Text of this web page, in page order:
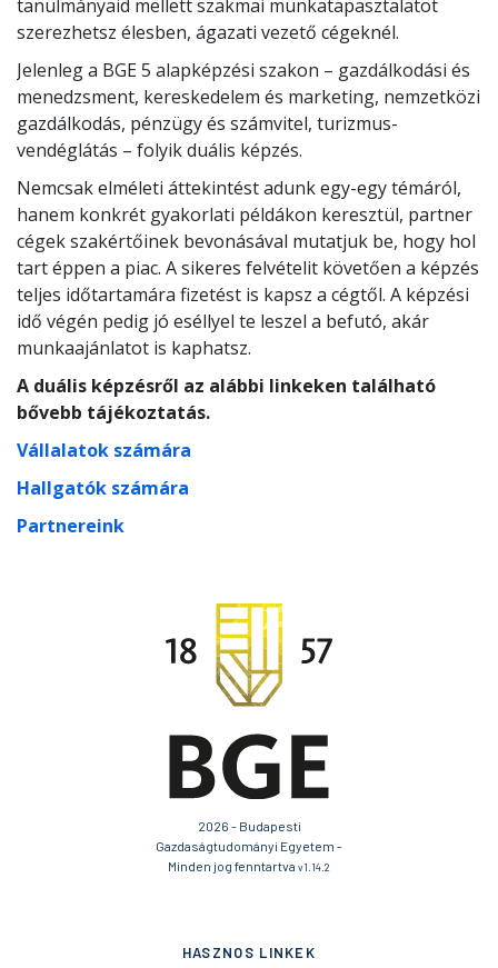
tanulmányaid mellett szakmai munkatapasztalatot
szerezhetsz élesben, ágazati vezető cégeknél.
Jelenleg a BGE 5 alapképzési szakon – gazdálkodási és
menedzsment, kereskedelem és marketing, nemzetközi
gazdálkodás, pénzügy és számvitel, turizmus-
vendéglátás – folyik duális képzés.
Nemcsak elméleti áttekintést adunk egy-egy témáról,
hanem konkrét gyakorlati példákon keresztül, partner
cégek szakértőinek bevonásával mutatjuk be, hogy hol
tart éppen a piac. A sikeres felvételit követően a képzés
teljes időtartamára fizetést is kapsz a cégtől. A képzési
idő végén pedig jó eséllyel te leszel a befutó, akár
munkaajánlatot is kaphatsz.
A duális képzésről az alábbi linkeken található
bővebb tájékoztatás.
Vállalatok számára
Hallgatók számára
Partnereink
2026 - Budapesti
Gazdaságtudományi Egyetem -
Minden jog fenntartva v1.14.2
HASZNOS LINKEK